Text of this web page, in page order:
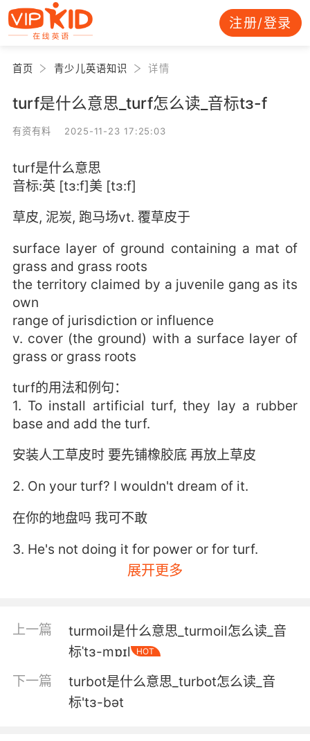
注册/登录
首页 青少儿英语知识 详情
turf是什么意思_turf怎么读_音标tɜ-f
有资有料 2025-11-23 17:25:03
turf是什么意思
音标:英 [tɜ:f]美 [tɜ:f]
草皮, 泥炭, 跑马场vt. 覆草皮于
surface layer of ground containing a mat of
grass and grass roots
the territory claimed by a juvenile gang as its
own
range of jurisdiction or influence
v. cover (the ground) with a surface layer of
grass or grass roots
turf的用法和例句：
1. To install artificial turf, they lay a rubber
base and add the turf.
安装人工草皮时 要先铺橡胶底 再放上草皮
2. On your turf? I wouldn't dream of it.
在你的地盘吗 我可不敢
3. He's not doing it for power or for turf.
也不是为了权利 或抢地盘
我們是在他們的領土上 要遵守他們的法律
5. And if you want to get her off you, you
can't do it on your turf.
展开更多
上一篇
turmoil是什么意思_turmoil怎么读_音
标ˈtɜ-mɒɪl
HOT
下一篇
turbot是什么意思_turbot怎么读_音
标'tɜ-bət